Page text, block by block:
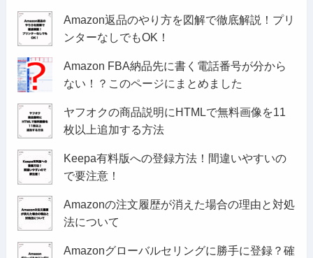
Amazon返品のやり方を図解で徹底解説！プリ
ンターなしでもOK！
Amazon FBA納品先に書く電話番号が分から
ない！？このページにまとめました
ヤフオクの商品説明にHTMLで無料画像を11
枚以上追加する方法
Keepa有料版への登録方法！間違いやすいの
で要注意！
Amazonの注文履歴が消えた場合の理由と対処
法について
Amazonグローバルセリングに勝手に登録？確